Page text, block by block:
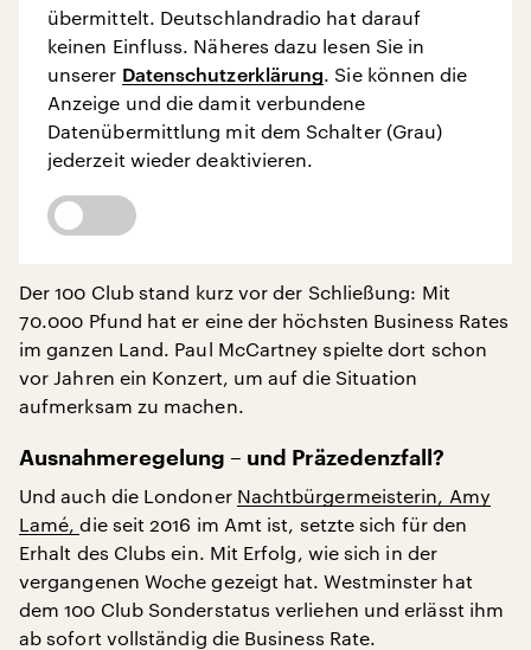
übermittelt. Deutschlandradio hat darauf
keinen Einfluss. Näheres dazu lesen Sie in
unserer Datenschutzerklärung. Sie können die
Anzeige und die damit verbundene
Datenübermittlung mit dem Schalter (Grau)
jederzeit wieder deaktivieren.
Der 100 Club stand kurz vor der Schließung: Mit
70.000 Pfund hat er eine der höchsten Business Rates
im ganzen Land. Paul McCartney spielte dort schon
vor Jahren ein Konzert, um auf die Situation
aufmerksam zu machen.
Ausnahmeregelung – und Präzedenzfall?
Und auch die Londoner Nachtbürgermeisterin, Amy
Lamé,die seit 2016 im Amt ist, setzte sich für den
Erhalt des Clubs ein. Mit Erfolg, wie sich in der
vergangenen Woche gezeigt hat. Westminster hat
dem 100 Club Sonderstatus verliehen und erlässt ihm
ab sofort vollständig die Business Rate.